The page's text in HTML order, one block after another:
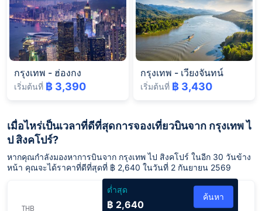
กรุงเทพ - ฮ่องกง
เริ่มต้นที่ ฿ 3,390
กรุงเทพ - เวียงจันทน์
เริ่มต้นที่ ฿ 3,430
เมื่อไหร่เป็นเวลาที่ดีที่สุดการจองเที่ยวบินจาก กรุงเทพ ไ
ป สิงคโปร์?
หากคุณกำลังมองหาการบินจาก กรุงเทพ ไป สิงคโปร์ ในอีก 30 วันข้าง
หน้า คุณจะได้ราคาที่ดีที่สุดที่ ฿ 2,640 ในวันที่ 2 กันยายน 2569
ต่ำสุด
฿ 2,640
ค้นหา